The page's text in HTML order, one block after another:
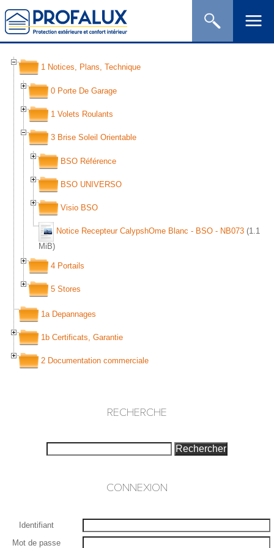
1 Notices, Plans, Technique
0 Porte De Garage
1 Volets Roulants
3 Brise Soleil Orientable
BSO Référence
BSO UNIVERSO
Visio BSO
Notice Recepteur CalypshOme Blanc - BSO - NB073(1.1
MiB)
4 Portails
5 Stores
1a Depannages
1b Certificats, Garantie
2 Documentation commerciale
RECHERCHE
CONNEXION
Identifiant
Mot de passe